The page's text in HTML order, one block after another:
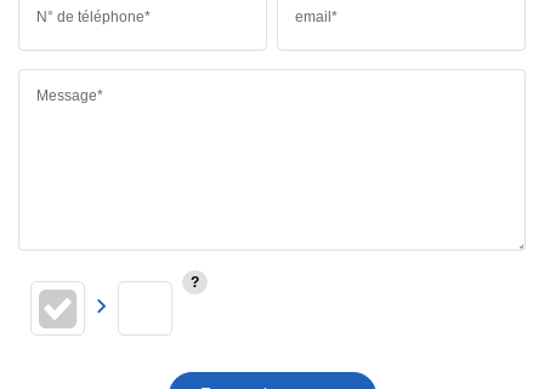
N° de téléphone* email*
Message*